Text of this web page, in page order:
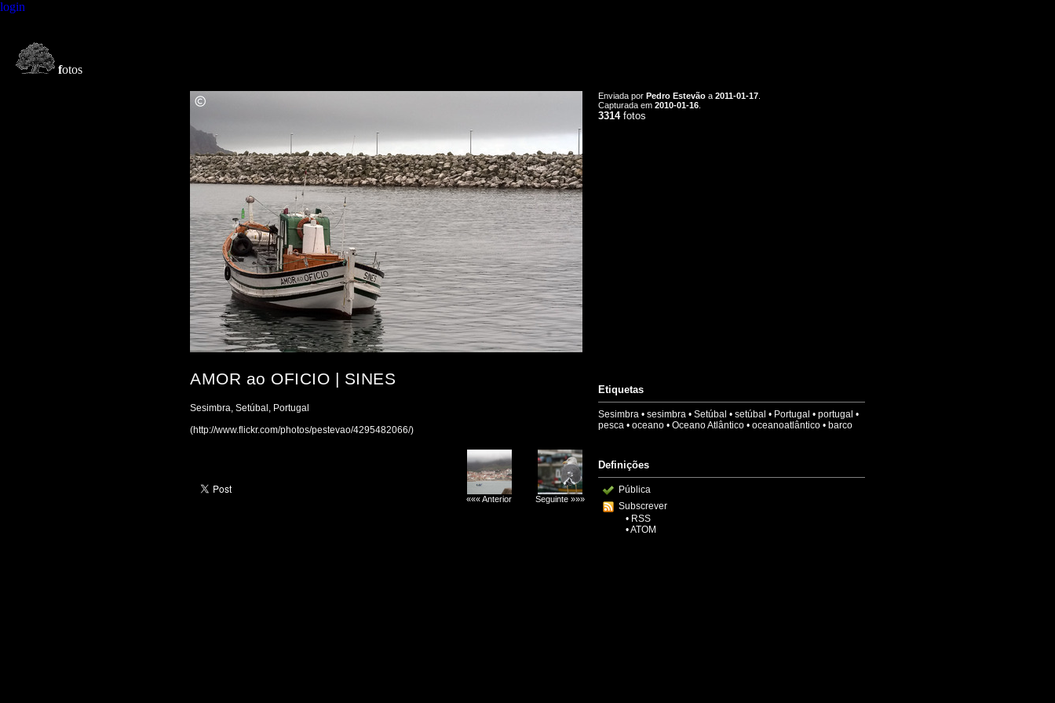
login
fotos
AMOR ao OFICIO | SINES
Sesimbra, Setúbal, Portugal
(http://www.flickr.com/photos/pestevao/4295482066/)
««« Anterior Seguinte »»»
Enviada por Pedro Estevão a 2011-01-17
Capturada em 2010-01-16
3314fotos
Etiquetas
Sesimbra • sesimbra • Setúbal • setúbal • Portugal • portugal •
pesca • oceano • Oceano Atlântico • oceanoatlântico • barco
Definições
Pública
Subscrever
• RSS
•ATOM